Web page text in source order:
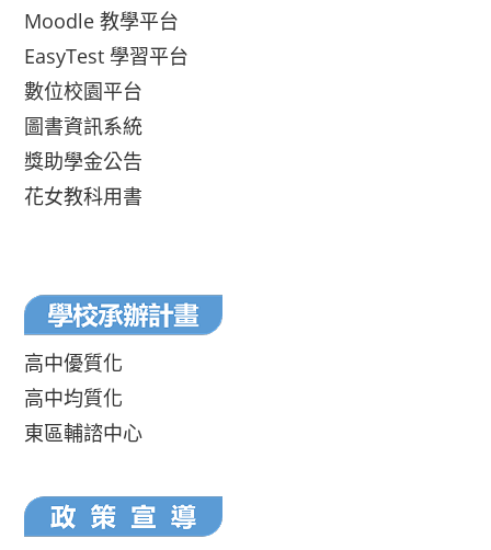
Moodle 教學平台
EasyTest 學習平台
數位校園平台
圖書資訊系統
獎助學金公告
花女教科用書
高中優質化
高中均質化
東區輔諮中心